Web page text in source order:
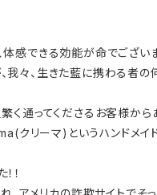
感できる効能が命でございま
々、生きた藍に携わる者の
く通ってくださるお客様か
クリーマ)というハンドメイ
！